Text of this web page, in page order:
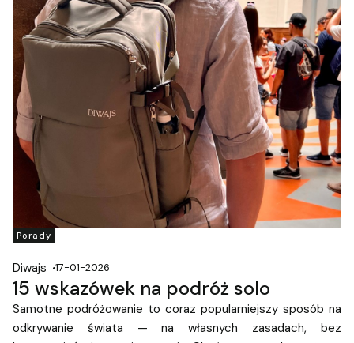
Porady
Diwajs 17-01-2026
15 wskazówek na podróż solo
Samotne podróżowanie to coraz popularniejszy sposób na
odkrywanie świata — na własnych zasadach, bez